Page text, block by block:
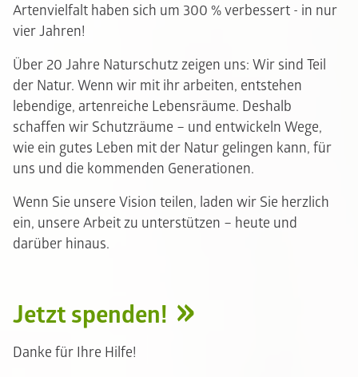
Artenvielfalt haben sich um 300 % verbessert - in nur
vier Jahren!
Über 20 Jahre Naturschutz zeigen uns: Wir sind Teil
der Natur. Wenn wir mit ihr arbeiten, entstehen
lebendige, artenreiche Lebensräume. Deshalb
schaffen wir Schutzräume – und entwickeln Wege,
wie ein gutes Leben mit der Natur gelingen kann, für
uns und die kommenden Generationen.
Wenn Sie unsere Vision teilen, laden wir Sie herzlich
ein, unsere Arbeit zu unterstützen – heute und
darüber hinaus.
Jetzt spenden!
Danke für Ihre Hilfe!